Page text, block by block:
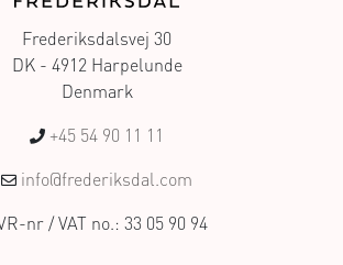
Frederiksdalsvej 30
DK - 4912 Harpelunde
Denmark
+45 54 90 11 11
info@frederiksdal.com
nr / VAT no.: 33 05 90 94